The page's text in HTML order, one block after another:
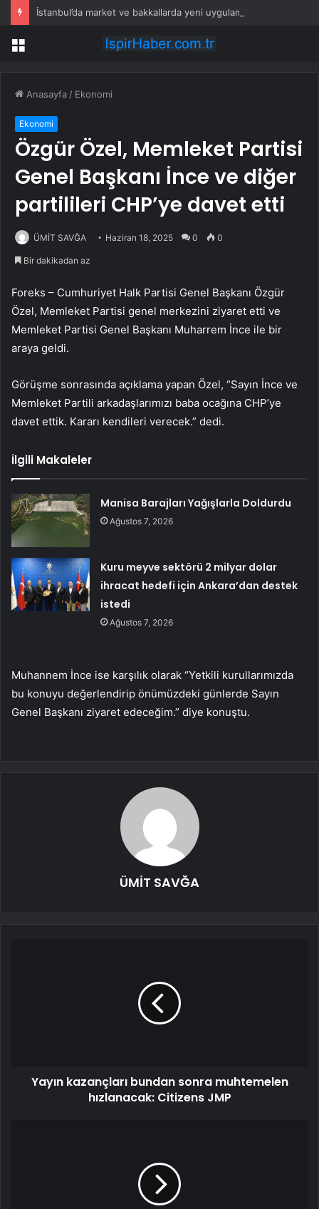
Menü
Anasayfa / Ekonomi
Ekonomi
Özgür Özel, Memleket Partisi
Genel Başkanı İnce ve diğer
partilileri CHP’ye davet etti
ÜMİT SAVĞA Haziran 18, 2025 0 0
Bir dakikadan az
Foreks – Cumhuriyet Halk Partisi Genel Başkanı Özgür
Özel, Memleket Partisi genel merkezini ziyaret etti ve
Memleket Partisi Genel Başkanı Muharrem İnce ile bir
araya geldi.
Görüşme sonrasında açıklama yapan Özel, “Sayın İnce ve
Memleket Partili arkadaşlarımızı baba ocağına CHP’ye
davet ettik. Kararı kendileri verecek.” dedi.
İlgili Makaleler
Manisa Barajları Yağışlarla Doldurdu
Ağustos 7, 2026
Kuru meyve sektörü 2 milyar dolar
ihracat hedefi için Ankara’dan destek
istedi
Ağustos 7, 2026
Muhannem İnce ise karşılık olarak “Yetkili kurullarımızda
bu konuyu değerlendirip önümüzdeki günlerde Sayın
Genel Başkanı ziyaret edeceğim.” diye konuştu.
ÜMİT SAVĞA
Yayın kazançları bundan sonra muhtemelen
hızlanacak: Citizens JMP